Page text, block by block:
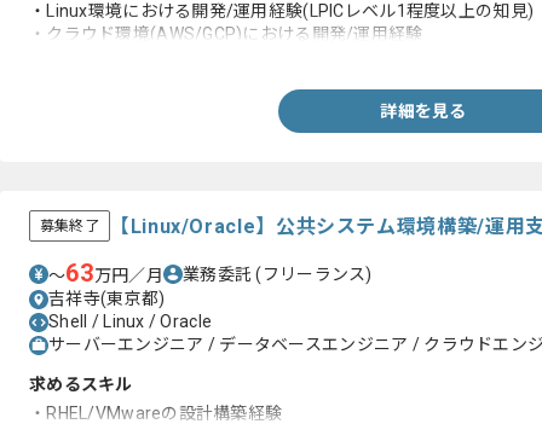
・Linux環境における開発/運用経験(LPICレベル1程度以上の知見)
・クラウド環境(AWS/GCP)における開発/運用経験
詳細を見る
募集終了 【Linux/Oracle】公共システム環境構築/運用
〜63万円／月 業務委託(フリーランス)
吉祥寺(東京都)
Shell / Linux / Oracle
サーバーエンジニア / データベースエンジニア / クラウドエン
求めるスキル
・RHEL/VMwareの設計構築経験